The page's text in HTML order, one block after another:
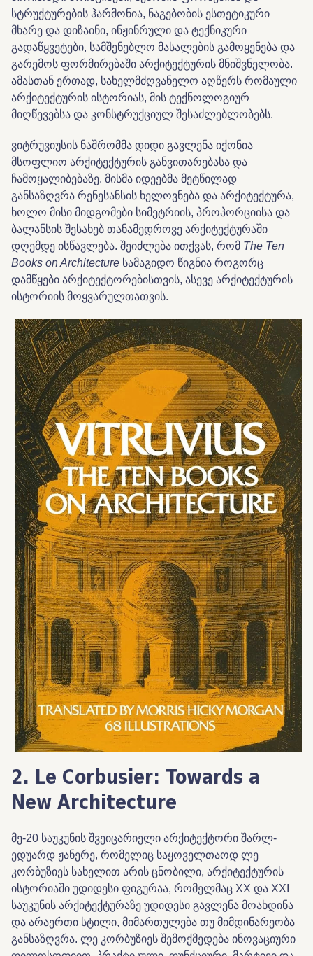
სტრუქტურების ჰარმონია, ნაგებობის ესთეტიკური
მხარე და დიზაინი, ინჟინრული და ტექნიკური
გადაწყვეტები, სამშენებლო მასალების გამოყენება და
გარემოს ფორმირებაში არქიტექტურის მნიშვნელობა.
ამასთან ერთად, სახელმძღვანელო აღწერს რომაული
არქიტექტურის ისტორიას, მის ტექნოლოგიურ
მიღწევებსა და კონსტრუქციულ შესაძლებლობებს.
ვიტრუვიუსის ნაშრომმა დიდი გავლენა იქონია
მსოფლიო არქიტექტურის განვითარებასა და
ჩამოყალიბებაზე. მისმა იდეებმა მეტწილად
განსაზღვრა რენესანსის ხელოვნება და არქიტექტურა,
ხოლო მისი მიდგომები სიმეტრიის, პროპორციისა და
ბალანსის შესახებ თანამედროვე არქიტექტურაში
დღემდე ისწავლება. შეიძლება ითქვას, რომ The Ten
Books on Architecture სამაგიდო წიგნია როგორც
დამწყები არქიტექტორებისთვის, ასევე არქიტექტურის
ისტორიის მოყვარულთათვის.
2. Le Corbusier: Towards a
New Architecture
მე-20 საუკუნის შვეიცარიელი არქიტექტორი შარლ-
ედუარდ ჟანერე, რომელიც საყოველთაოდ ლე
კორბუზიეს სახელით არის ცნობილი, არქიტექტურის
ისტორიაში უდიდესი ფიგურაა, რომელმაც XX და XXI
საუკუნის არქიტექტურაზე უდიდესი გავლენა მოახდინა
და არაერთი სტილი, მიმართულება თუ მიმდინარეობა
განსაზღვრა. ლე კორბუზიეს შემოქმედება ინოვაციური